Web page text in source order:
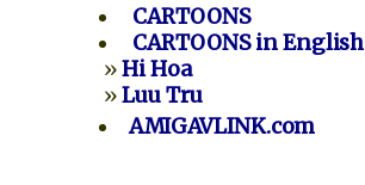
CARTOONS
CARTOONS in English
»Hi Hoa
»Luu Tru
AMIGAVLINK.com